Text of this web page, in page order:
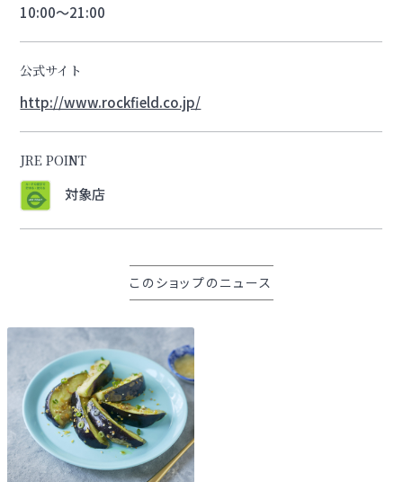
10:00～21:00
公式サイト
http://www.rockfield.co.jp/
JRE POINT
対象店
このショップのニュース